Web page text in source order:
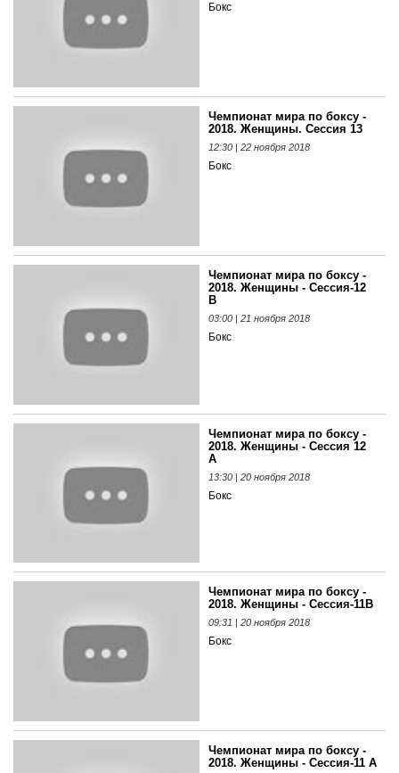
Бокс
Чемпионат мира по боксу -
2018. Женщины. Сессия 13
12:30 | 22 ноября 2018
Бокс
Чемпионат мира по боксу -
2018. Женщины - Сессия-12
B
03:00 | 21 ноября 2018
Бокс
Чемпионат мира по боксу -
2018. Женщины - Сессия 12
A
13:30 | 20 ноября 2018
Бокс
Чемпионат мира по боксу -
2018. Женщины - Сессия-11B
09:31 | 20 ноября 2018
Бокс
Чемпионат мира по боксу -
2018. Женщины - Сессия-11 A